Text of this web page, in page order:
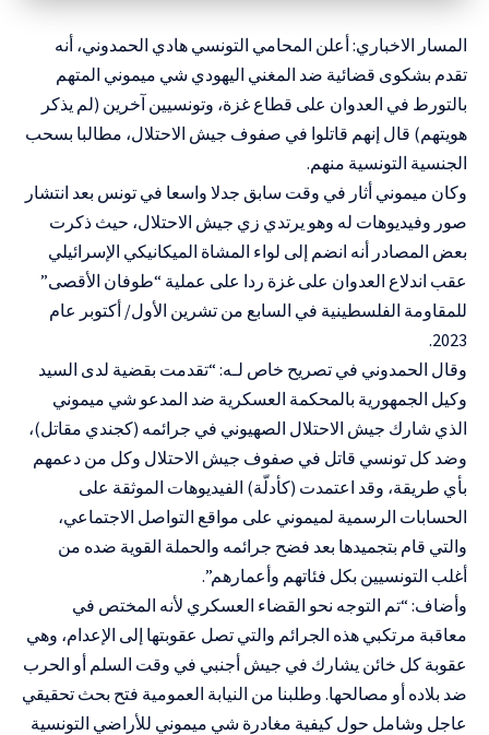
المسار الاخباري: أعلن المحامي التونسي هادي الحمدوني، أنه
تقدم بشكوى قضائية ضد المغني اليهودي شي ميموني المتهم
بالتورط في العدوان على قطاع غزة، وتونسيين آخرين (لم يذكر
هويتهم) قال إنهم قاتلوا في صفوف جيش الاحتلال، مطالبا بسحب
الجنسية التونسية منهم.
وكان ميموني أثار في وقت سابق جدلا واسعا في تونس بعد انتشار
صور وفيديوهات له وهو يرتدي زي جيش الاحتلال، حيث ذكرت
بعض المصادر أنه انضم إلى لواء المشاة الميكانيكي الإسرائيلي
عقب اندلاع العدوان على غزة ردا على عملية “طوفان الأقصى”
للمقاومة الفلسطينية في السابع من تشرين الأول/ أكتوبر عام
2023.
وقال الحمدوني في تصريح خاص لـه: “تقدمت بقضية لدى السيد
وكيل الجمهورية بالمحكمة العسكرية ضد المدعو شي ميموني
الذي شارك جيش الاحتلال الصهيوني في جرائمه (كجندي مقاتل)،
وضد كل تونسي قاتل في صفوف جيش الاحتلال وكل من دعمهم
بأي طريقة، وقد اعتمدت (كأدلّة) الفيديوهات الموثقة على
الحسابات الرسمية لميموني على مواقع التواصل الاجتماعي،
والتي قام بتجميدها بعد فضح جرائمه والحملة القوية ضده من
أغلب التونسيين بكل فئاتهم وأعمارهم”.
وأضاف: “تم التوجه نحو القضاء العسكري لأنه المختص في
معاقبة مرتكبي هذه الجرائم والتي تصل عقوبتها إلى الإعدام، وهي
عقوبة كل خائن يشارك في جيش أجنبي في وقت السلم أو الحرب
ضد بلاده أو مصالحها. وطلبنا من النيابة العمومية فتح بحث تحقيقي
عاجل وشامل حول كيفية مغادرة شي ميموني للأراضي التونسية